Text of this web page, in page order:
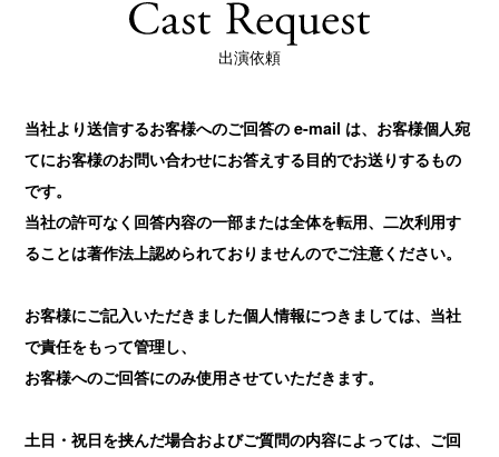
出演依頼
当社より送信するお客様へのご回答の e-mail は、お客様個人宛
てにお客様のお問い合わせにお答えする目的でお送りするもの
です。
当社の許可なく回答内容の一部または全体を転用、二次利用す
ることは著作法上認められておりませんのでご注意ください。
お客様にご記入いただきました個人情報につきましては、当社
で責任をもって管理し、
お客様へのご回答にのみ使用させていただきます。
土日・祝日を挟んだ場合およびご質問の内容によっては、ご回